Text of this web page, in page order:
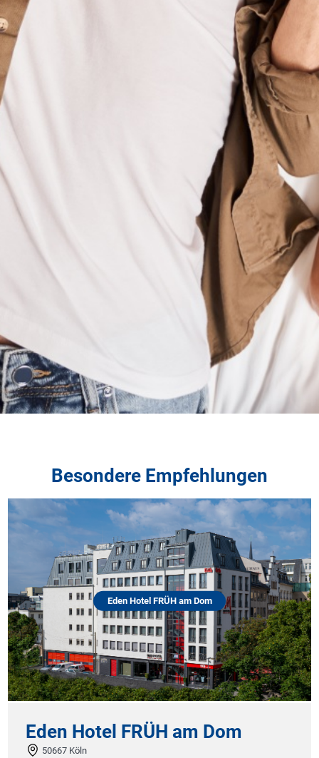
Besondere Empfehlungen
Eden Hotel FRÜH am Dom
Hotel FRÜH am Dom
50667 Köln